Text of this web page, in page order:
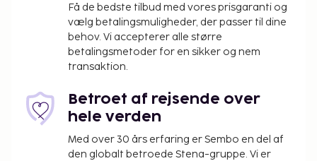
Få de bedste tilbud med vores prisgaranti og
vælg betalingsmuligheder, der passer til dine
behov. Vi accepterer alle større
betalingsmetoder for en sikker og nem
transaktion.
Betroet af rejsende over
hele verden
Med over 30 års erfaring er Sembo en del af
den globalt betroede Stena-gruppe. Vi er